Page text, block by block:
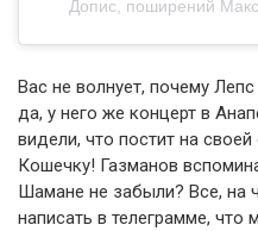
Допис, поширений
Вас не волнует, почему
да, у него же концерт в
видели, что постит на
Кошечку! Газманов
Шамане не забыли? Все, на
написать в телеграмме,